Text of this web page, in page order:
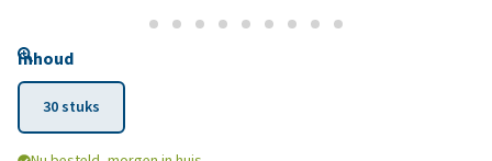
Inhoud
30 stuks